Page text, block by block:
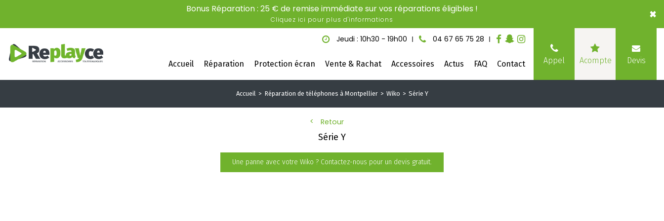
Bonus Réparation : 25 € de remise immédiate sur vos réparations éligibles !
Cliquez ici pour plus d'informations ×
Jeudi : 10h30 - 19h00 04 67 65 75 28
Accueil Réparation Protection écran Vente & Rachat Accessoires Actus FAQ Contact Appel Acompte Devis
Accueil Réparation de téléphones à Montpellier Wiko Série Y
Retour
Série Y
Une panne avec votre Wiko ? Contactez-nous pour un devis gratuit.